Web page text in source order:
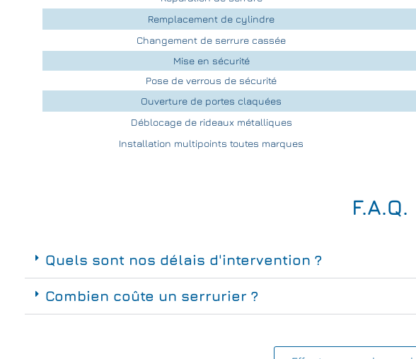
Remplacement de cylindre
Changement de serrure cassée
Mise en sécurité
Pose de verrous de sécurité
Ouverture de portes claquées
Déblocage de rideaux métalliques
Installation multipoints toutes marques
F.A.Q.
Quels sont nos délais d'intervention ?
Combien coûte un serrurier ?